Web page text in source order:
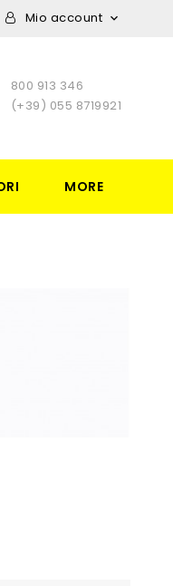
Mio account 
800 913 346
(+39) 055 8719921
MORE